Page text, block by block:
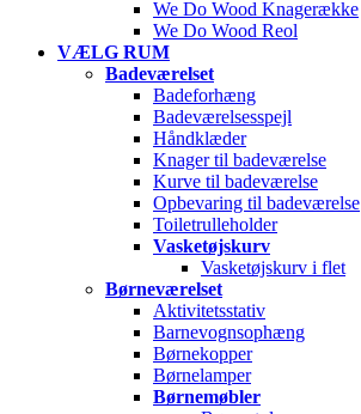
We Do Wood Knagerække
We Do Wood Reol
VÆLG RUM
Badeværelset
Badeforhæng
Badeværelsesspejl
Håndklæder
Knager til badeværelse
Kurve til badeværelse
Opbevaring til badeværelse
Toiletrulleholder
Vasketøjskurv
Vasketøjskurv i flet
Børneværelset
Aktivitetsstativ
Barnevognsophæng
Børnekopper
Børnelamper
Børnemøbler